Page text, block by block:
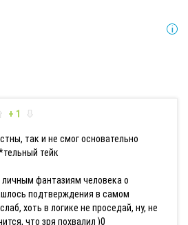
+ 1
так и не смог основательно
тейк
фантазиям человека о
подтверждения в самом
хоть в логике не проседай, ну, не
что зря похвалил )0